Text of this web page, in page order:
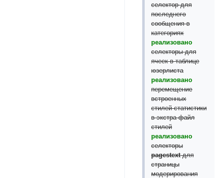
селектор для
последнего
сообщения в
категориях
реализовано
селекторы для
ячеек в таблице
юзерлиста
реализовано
перемещение
встроенных
стилей статистики
в экстра-файл
стилей
реализовано
селекторы
pagestextдля
страницы
модерирования